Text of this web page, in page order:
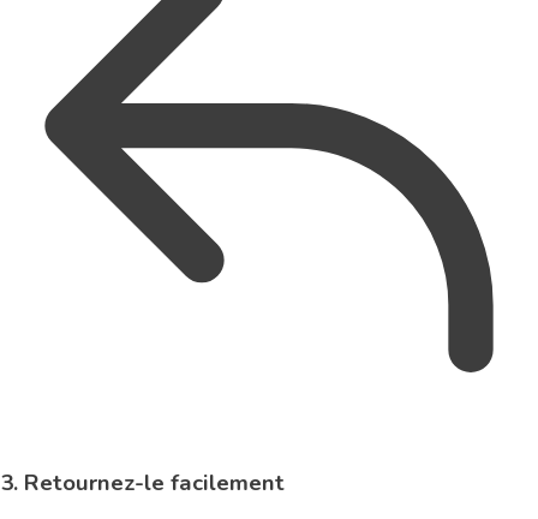
3. Retournez-le facilement